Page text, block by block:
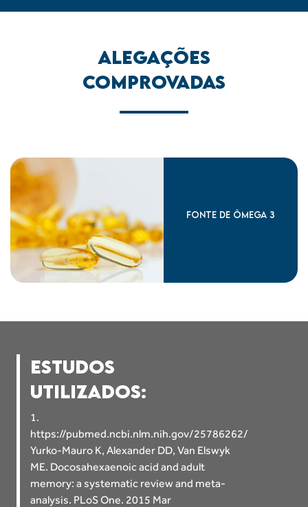
ALEGAÇÕES
COMPROVADAS
FONTE DE ÔMEGA 3
ESTUDOS
UTILIZADOS:
1.
https://pubmed.ncbi.nlm.nih.gov/25786262/
Yurko-Mauro K, Alexander DD, Van Elswyk
ME. Docosahexaenoic acid and adult
memory: a systematic review and meta-
analysis. PLoS One. 2015 Mar